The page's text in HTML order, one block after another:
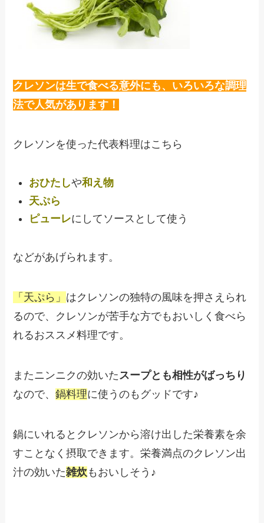
クレソンは生で食べる意外にも、いろいろな調理
法で人気があります！
クレソンを使った代表料理はこちら
おひたしや和え物
天ぷら
ピューレにしてソースとして使う
などがあげられます。
「天ぷら」 はクレソンの独特の風味を押さえられ
るので、クレソンが苦手な方でもおいしく食べら
れるおススメ料理です。
またニンニクの効いた スープとも相性がばっちり
なので、鍋料理に使うのもグッドです♪
鍋にいれるとクレソンから溶け出した栄養素を余
すことなく摂取できます。栄養満点のクレソン出
汁の効いた雑炊 もおいしそう♪